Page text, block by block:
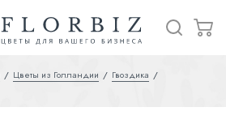
Цветы из Голландии
Гвоздика